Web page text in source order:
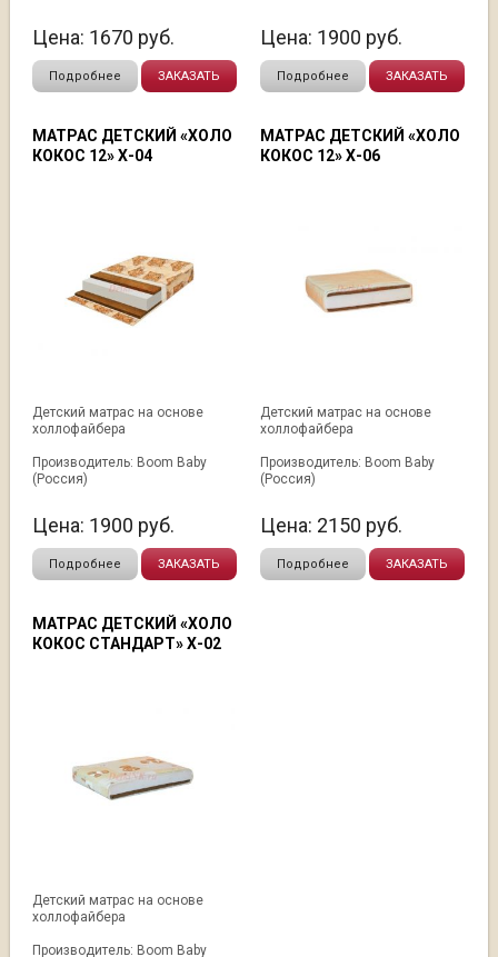
Цена: 1670 руб.
Подробнее ЗАКАЗАТЬ
Цена: 1900 руб.
Подробнее ЗАКАЗАТЬ
МАТРАС ДЕТСКИЙ «ХОЛО
КОКОС 12» Х-04
Детский матрас на основе
холлофайбера
Производитель: Boom Baby
(Россия)
Цена: 1900 руб.
Подробнее ЗАКАЗАТЬ
МАТРАС ДЕТСКИЙ «ХОЛО
КОКОС 12» Х-06
Детский матрас на основе
холлофайбера
Производитель: Boom Baby
(Россия)
Цена: 2150 руб.
Подробнее ЗАКАЗАТЬ
МАТРАС ДЕТСКИЙ «ХОЛО
КОКОС СТАНДАРТ» Х-02
Детский матрас на основе
холлофайбера
Производитель: Boom Baby